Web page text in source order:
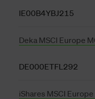
IE00B4YBJ215
Deka MSCI Europe
DE000ETFL292
iShares MSCI